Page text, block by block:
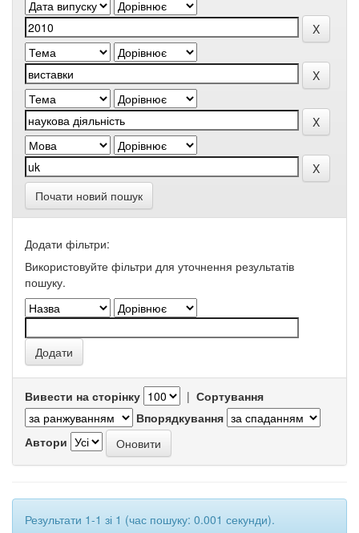
Почати новий пошук
Додати фільтри:
Використовуйте фільтри для уточнення результатів
пошуку.
Вивести на сторінку | Сортування
Впорядкування
Автори
Результати 1-1 зі 1 (час пошуку: 0.001 секунди).